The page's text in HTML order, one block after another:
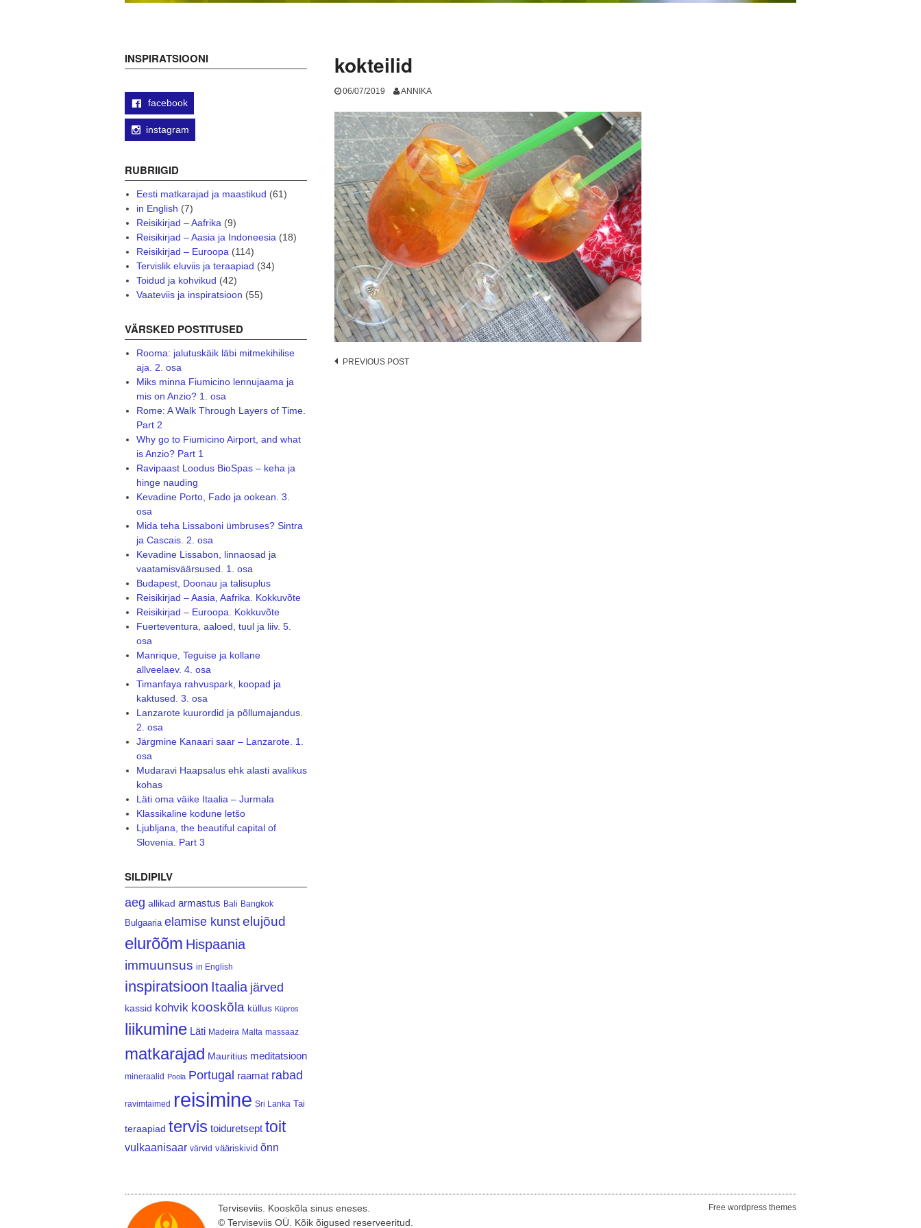
kokteilid
06/07/2019 ANNIKA
Post
PREVIOUS POST
INSPIRATSIOONI
facebook
instagram
RUBRIIGID
Eesti matkarajad ja maastikud (61)
in English (7)
Reisikirjad – Aafrika(9)
Reisikirjad – Aasia ja Indoneesia(18)
Reisikirjad – Euroopa(114)
Tervislik eluviis ja teraapiad (34)
Toidud ja kohvikud (42)
Vaateviis ja inspiratsioon (55)
VÄRSKED POSTITUSED
Rooma: jalutuskäik läbi mitmekihilise
aja. 2. osa
Miks minna Fiumicino lennujaama ja
mis on Anzio? 1. osa
Rome: A Walk Through Layers of Time.
Part 2
Why go to Fiumicino Airport, and what
is Anzio? Part 1
Ravipaast Loodus BioSpas – keha ja
hinge nauding
Kevadine Porto, Fado ja ookean. 3.
osa
Mida teha Lissaboni ümbruses? Sintra
ja Cascais. 2. osa
Kevadine Lissabon, linnaosad ja
vaatamisväärsused. 1. osa
Budapest, Doonau ja talisuplus
Reisikirjad – Aasia, Aafrika. Kokkuvõte
Reisikirjad – Euroopa. Kokkuvõte
Fuerteventura, aaloed, tuul ja liiv. 5.
osa
Manrique, Teguise ja kollane
allveelaev. 4. osa
Timanfaya rahvuspark, koopad ja
kaktused. 3. osa
Lanzarote kuurordid ja põllumajandus.
2. osa
Järgmine Kanaari saar – Lanzarote. 1.
osa
Mudaravi Haapsalus ehk alasti avalikus
kohas
Läti oma väike Itaalia – Jurmala
Klassikaline kodune letšo
Ljubljana, the beautiful capital of
Slovenia. Part 3
SILDIPILV
aeg allikad armastus Bali Bangkok
Bulgaaria elamise kunst elujõud
elurõõm Hispaania
immuunsus in English
inspiratsioon Itaalia järved
kassid kohvik kooskõla küllus Küpros
liikumine Läti Madeira Malta massaaz
matkarajad Mauritius meditatsioon
mineraalid Poola Portugal raamat rabad
ravimtaimed reisimine Sri Lanka Tai
teraapiad tervis toiduretsept toit
vulkaanisaar värvid vääriskivid õnn
Terviseviis. Kooskõla sinus eneses.
© Terviseviis OÜ. Kõik õigused reserveeritud.
Free wordpress themes